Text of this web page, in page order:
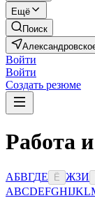
Ещё
Поиск
Войти
Войти
Создать резюме
Работа
АБВГДЕ Ё ЖЗИ
ABCDEFGHIJKL